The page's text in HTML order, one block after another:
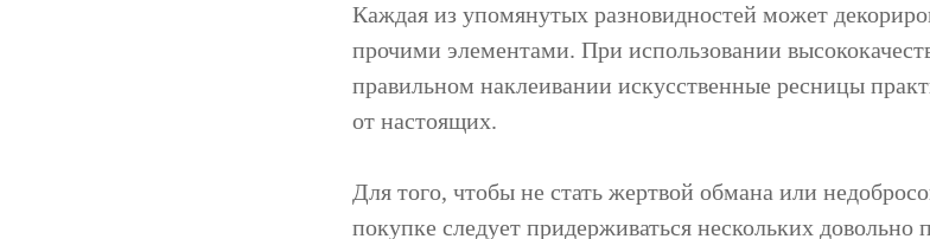
Каждая из упомянутых разновидностей может
прочими элементами. При использовании
правильном наклеивании искусственные ресницы
от настоящих.
Для того, чтобы не стать жертвой обмана или
покупке следует придерживаться нескольких довольно